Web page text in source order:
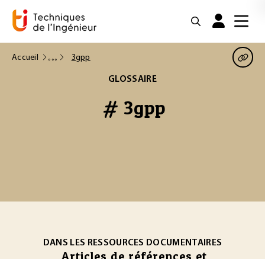
Accueil 3gpp
GLOSSAIRE
# 3gpp
DANS LES RESSOURCES DOCUMENTAIRES
Articles de références et